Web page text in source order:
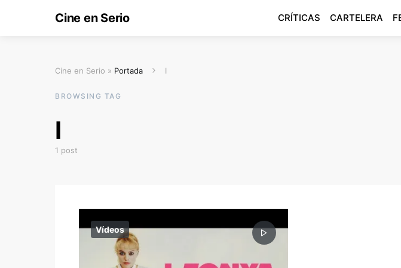
Cine en Serio CRÍTICAS CARTELERA
Cine en Serio » Portada I
BROWSING TAG
I
1 post
Vídeos